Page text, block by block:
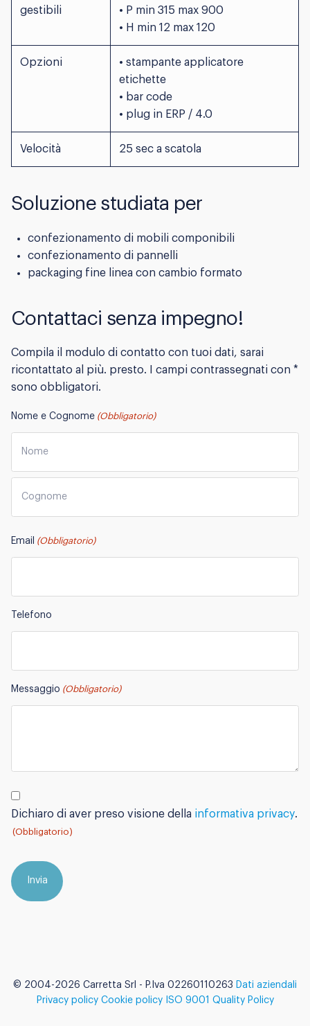
gestibili
• P min 315 max 900
• H min 12 max 120
Opzioni
• stampante applicatore
etichette
• bar code
• plug in ERP / 4.0
Velocità 25 sec a scatola
Soluzione studiata per
confezionamento di mobili componibili
confezionamento di pannelli
packaging fine linea con cambio formato
Contattaci senza impegno!
Compila il modulo di contatto con tuoi dati, sarai
ricontattato al più. presto. I campi contrassegnati con *
sono obbligatori.
Nome e Cognome (Obbligatorio)
Email (Obbligatorio)
Telefono
Messaggio (Obbligatorio)
Privacy
policy
Dichiaro di aver preso visione della informativa privacy.
(Obbligatorio)
© 2004-2026 Carretta Srl - P.Iva 02260110263
Dati aziendali
Privacy policy Cookie policy ISO 9001 Quality Policy